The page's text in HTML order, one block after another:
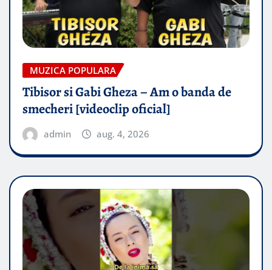
MUZICA POPULARA
Tibisor si Gabi Gheza – Am o banda de
smecheri [videoclip oficial]
admin aug. 4, 2026